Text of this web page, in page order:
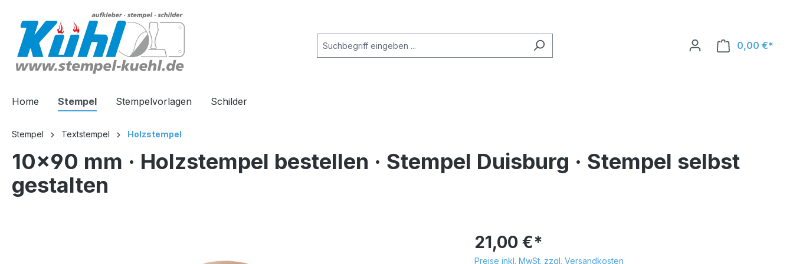
Zur Hauptnavigation springen
0,00 €*
Home Stempel Stempelvorlagen Schilder
Stempel Textstempel Holzstempel
10x90 mm · Holzstempel bestellen · Stempel Duisburg · Stempel selbst
gestalten
21,00 €*
Preise inkl. MwSt. zzgl. Versandkosten